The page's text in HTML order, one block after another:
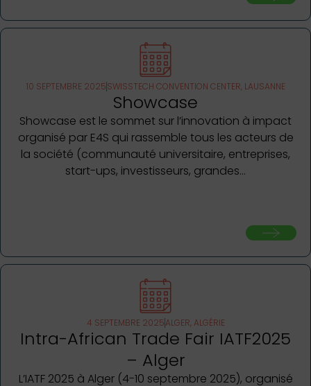
10 SEPTEMBRE 2025SWISSTECH CONVENTION CENTER, LAUSANNE
Showcase
Showcase est le sommet sur l’innovation à impact
organisé par E4S qui rassemble tous les acteurs de
la société (communauté universitaire, entreprises,
start-ups, investisseurs, grandes…
4 SEPTEMBRE 2025ALGER, ALGÉRIE
Intra-African Trade Fair IATF2025
– Alger
L’IATF 2025 à Alger (4-10 septembre 2025), organisé